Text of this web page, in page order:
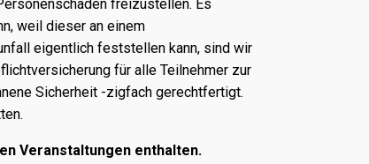
freizustellen. Es
weil dieser an einem
eigentlich feststellen kann, sind wir
für alle Teilnehmer zur
Sicherheit -zigfach gerechtfertigt.
Veranstaltungen enthalten.